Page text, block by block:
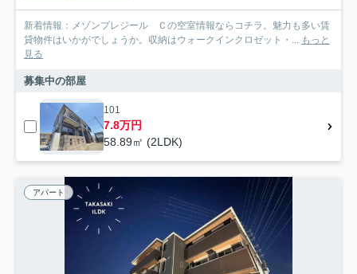
新着情報：メゾンプレジール Ｃの空室情報ならコチラ。魅力も多い賃
貸物件はいかがでしょうか。収納はウォークインクロゼット・... もっと
見る
募集中の部屋
101
7.8万円
58.89㎡ (2LDK)
アパート